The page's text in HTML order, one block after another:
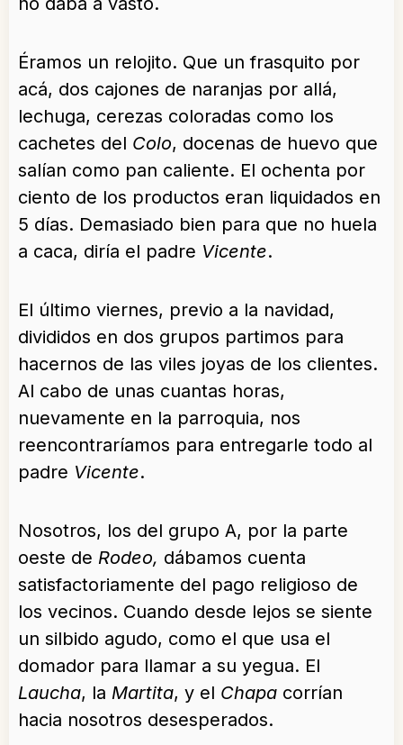
Éramos un relojito. Que un frasquito por
acá, dos cajones de naranjas por allá,
lechuga, cerezas coloradas como los
cachetes del Colo, docenas de huevo que
salían como pan caliente. El ochenta por
ciento de los productos eran liquidados en
5 días. Demasiado bien para que no huela
a caca, diría el padre Vicente.
El último viernes, previo a la navidad,
divididos en dos grupos partimos para
hacernos de las viles joyas de los clientes.
Al cabo de unas cuantas horas,
nuevamente en la parroquia, nos
reencontraríamos para entregarle todo al
padre Vicente.
Nosotros, los del grupo A, por la parte
oeste de Rodeo, dábamos cuenta
satisfactoriamente del pago religioso de
los vecinos. Cuando desde lejos se siente
un silbido agudo, como el que usa el
domador para llamar a su yegua. El
Laucha, la Martita, y el Chapa corrían
hacia nosotros desesperados.